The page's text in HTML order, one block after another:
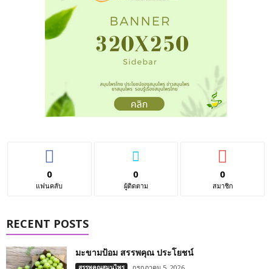
0
แฟนคลับ
0
ผู้ติดตาม
0
สมาชิก
RECENT POSTS
มะขามป้อม สรรพคุณ ประโยชน์